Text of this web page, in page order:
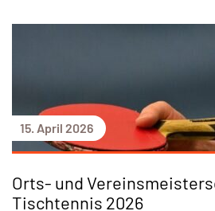
15. April 2026
Orts- und
Tischtennis 2026